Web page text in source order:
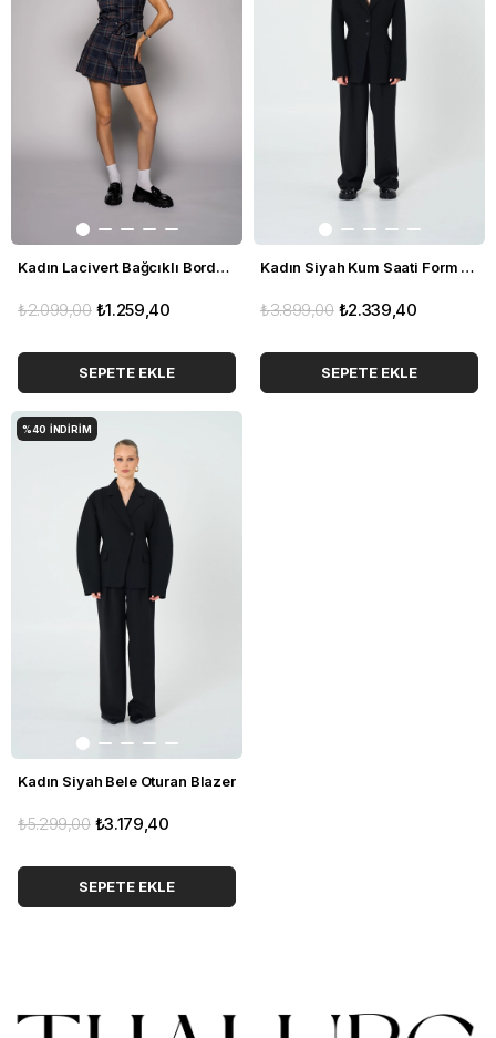
Kadın Lacivert Bağcıklı Bordo Ekoseli Yelek
₺1.259,40
₺2.099,00
SEPETE EKLE
Kadın Siyah Kum Saati Form Blazer
₺2.339,40
₺3.899,00
SEPETE EKLE
Kadın Siyah Bele Oturan Blazer
₺3.179,40
₺5.299,00
SEPETE EKLE
%40 İNDIRIM